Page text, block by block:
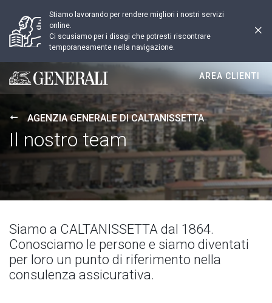
Stiamo lavorando per rendere migliori i nostri servizi
online.
Ci scusiamo per i disagi che potresti riscontrare
temporaneamente nella navigazione.
Generali logo
AREA CLIENTI
AGENZIA GENERALE DI CALTANISSETTA
Il nostro team
Siamo a CALTANISSETTA dal 1864.
Conosciamo le persone e siamo diventati
per loro un punto di riferimento nella
consulenza assicurativa.